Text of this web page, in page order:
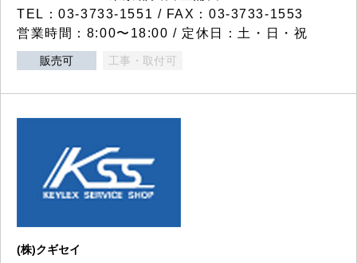
TEL：03-3733-1551 / FAX：03-3733-1553
営業時間：8:00〜18:00 / 定休日：土・日・祝
販売可 工事・取付可
(株)クギセイ